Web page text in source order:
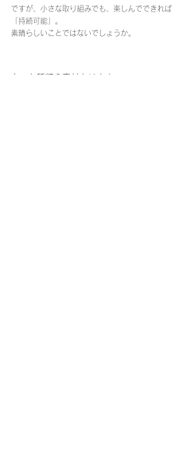
ですが、小さな取り組みでも、楽しんでできれば
「持続可能」。
素晴らしいことではないでしょうか。